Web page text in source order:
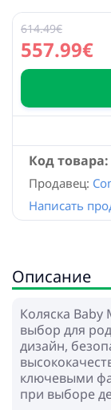
557.99€
614.49€
Код товара:
Продавец:
Описание
Коляска
выбор для
дизайн,
ключевыми
при выборе